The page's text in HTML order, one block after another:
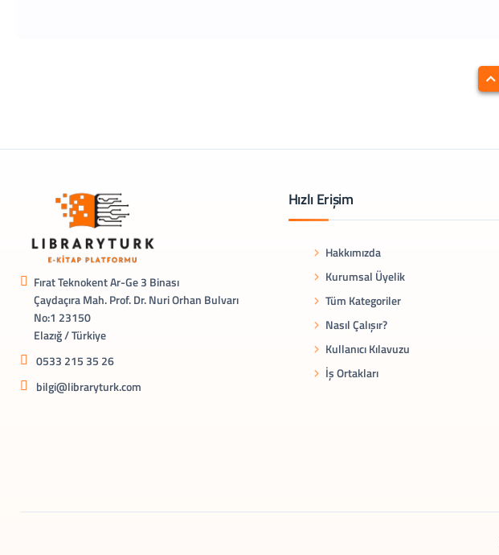
Fırat Teknokent Ar-Ge 3 Binası
Çaydaçıra Mah. Prof. Dr. Nuri Orhan Bulvarı
No:1 23150
Elazığ / Türkiye
0533 215 35 26
bilgi@libraryturk.com
Hızlı Erişim
Hakkımızda
Kurumsal Üyelik
Tüm Kategoriler
Nasıl Çalışır?
Kullanıcı Kılavuzu
İş Ortakları